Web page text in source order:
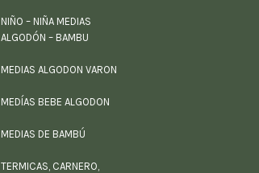
NIÑO – NIÑA MEDIAS
ALGODÓN – BAMBU
MEDIAS ALGODON VARON
MEDÍAS BEBE ALGODON
MEDIAS DE BAMBÚ
TERMICAS, CARNERO,